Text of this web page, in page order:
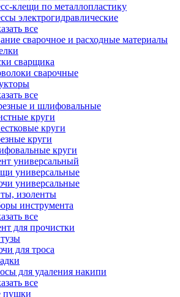
клещи по металлопластику
электрогидравлические
все
сварочное и расходные материалы
сварщика
сварочные
все
и шлифовальные
круги
круги
круги
круги
универсальный
универсальные
универсальные
изоленты
инструмента
все
для прочистки
для троса
для удаления накипи
все
пушки